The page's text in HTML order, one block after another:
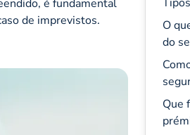
é fundamental
de imprevistos.
O
do
Que